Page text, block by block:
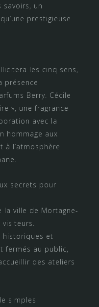
un
prestigieuse
les cinq sens,
présence
Berry. Cécile
», une fragrance
avec la
hommage aux
à l’atmosphère
secrets pour
la ville de Mortagne-
visiteurs.
historiques et
fermés au public,
des ateliers
simples